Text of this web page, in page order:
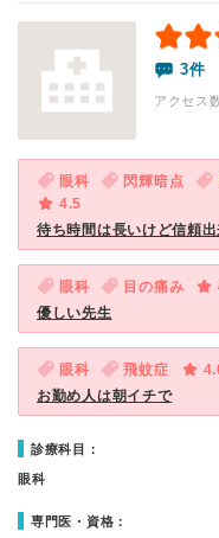
3件
アクセス
眼科 閃輝暗点
4.5
待ち時間は長いけど信頼
眼科 目の痛み
優しい先生
眼科 飛蚊症
お勤め人は朝イチで
診療科目：
眼科
専門医・資格：